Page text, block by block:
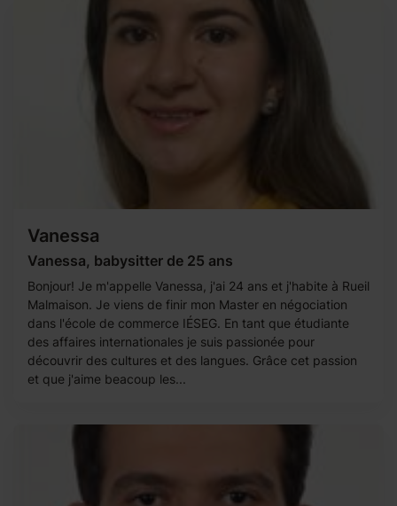
Vanessa
Vanessa, babysitter de 25 ans
Bonjour! Je m'appelle Vanessa, j'ai 24 ans et j'habite à Rueil
Malmaison. Je viens de finir mon Master en négociation
dans l'école de commerce IÉSEG. En tant que étudiante
des affaires internationales je suis passionée pour
découvrir des cultures et des langues. Grâce cet passion
et que j'aime beacoup les...